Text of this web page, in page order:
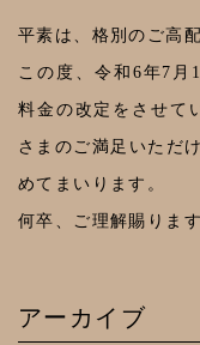
烹か
とう
【す
き焼
平素は、格別のご高
この度、令和6年7
料金の改定をさせて
さまのご満足いただ
めてまいります。
何卒、ご理解賜りま
アーカイブ